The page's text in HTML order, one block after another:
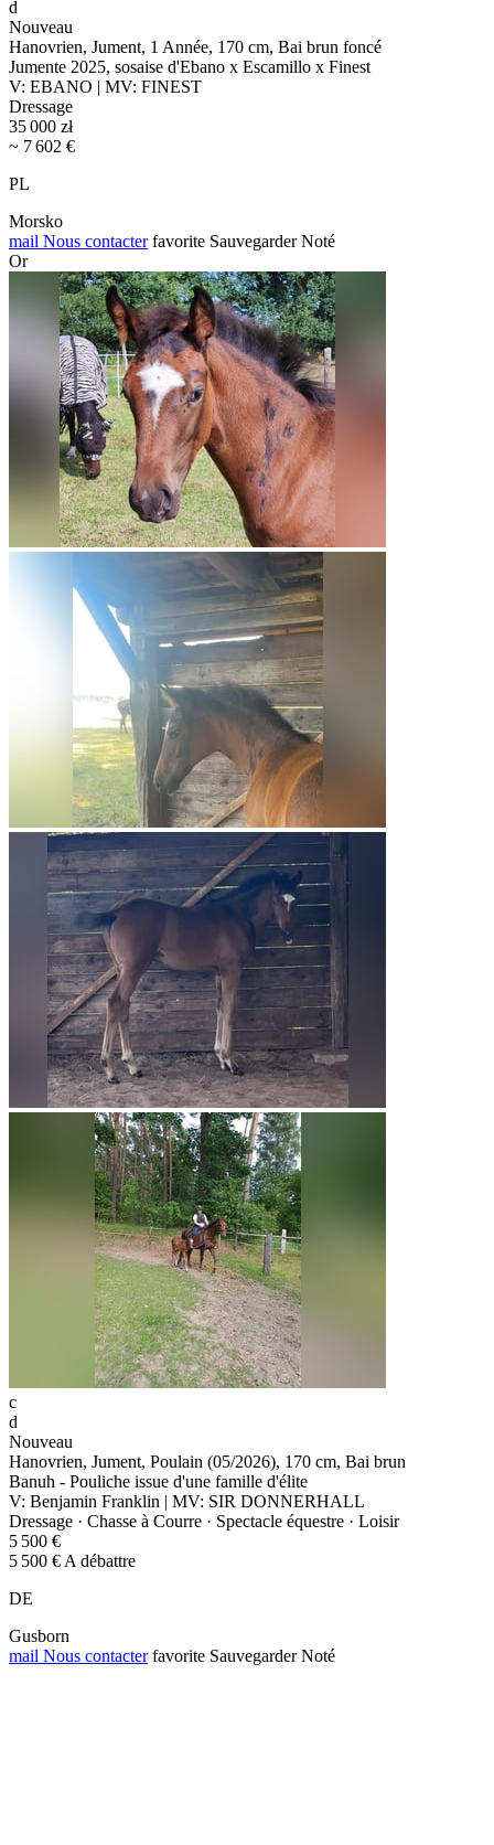
d
Nouveau
Hanovrien, Jument, 1 Année, 170 cm, Bai brun foncé
Jumente 2025, sosaise d'Ebano x Escamillo x Finest
V: EBANO | MV: FINEST
Dressage
35 000 zł
~ 7 602 €
PL
Morsko
mail Nous contacter favorite Sauvegarder Noté
Or
c
d
Nouveau
Hanovrien, Jument, Poulain (05/2026), 170 cm, Bai brun
Banuh - Pouliche issue d'une famille d'élite
V: Benjamin Franklin | MV: SIR DONNERHALL
Dressage · Chasse à Courre · Spectacle équestre · Loisir
5 500 €
5 500 € A débattre
DE
Gusborn
mail Nous contacter favorite Sauvegarder Noté